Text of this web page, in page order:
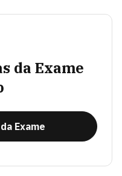
da Exame
Exame